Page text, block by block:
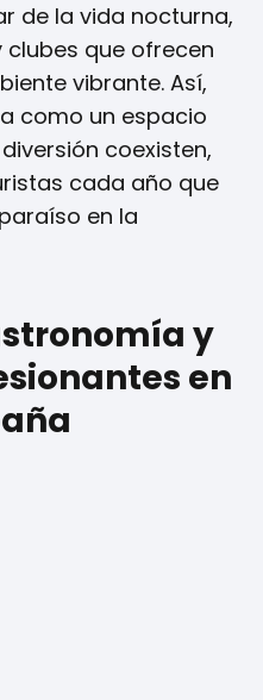
de la vida nocturna,
que ofrecen
vibrante. Así,
como un espacio
coexisten,
cada año que
en la
y
en